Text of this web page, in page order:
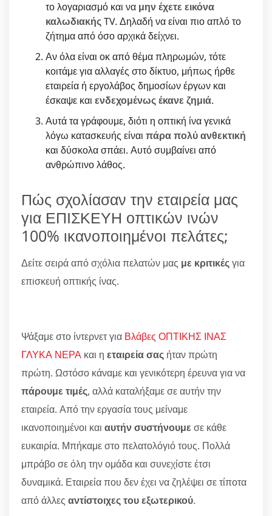
το λογαριασμό και να μην έχετε εικόνα
καλωδιακήςTV. Δηλαδή να είναι πιο απλό το
ζήτημα από όσο αρχικά δείχνει.
Αν όλα είναι οκ από θέμα πληρωμών, τότε
κοιτάμε για αλλαγές στο δίκτυο, μήπως ήρθε
εταιρεία ή εργολάβος δημοσίων έργων και
έσκαψε και ενδεχομένως έκανε ζημιά.
Αυτά τα γράφουμε, διότι η οπτική ίνα γενικά
λόγω κατασκευής είναι πάρα πολύ ανθεκτική
και δύσκολα σπάει. Αυτό συμβαίνει από
ανθρώπινο λάθος.
Πώς σχολίασαν την εταιρεία μας
για ΕΠΙΣΚΕΥΗ οπτικών ινών
100% ικανοποιημένοι πελάτες;
Δείτε σειρά από σχόλια πελατών μας με κριτικέςγια
επισκευή οπτικής ίνας.
Ψάξαμε στο ίντερνετ για Βλάβες ΟΠΤΙΚΗΣ ΙΝΑΣ
ΓΛΥΚΑ ΝΕΡΑ και η εταιρεία σας ήταν πρώτη
πρώτη. Ωστόσο κάναμε και γενικότερη έρευνα για να
πάρουμε τιμές, αλλά καταλήξαμε σε αυτήν την
εταιρεία. Από την εργασία τους μείναμε
ικανοποιημένοι και αυτήν συστήνουμε σε κάθε
ευκαιρία. Μπήκαμε στο πελατολόγιό τους. Πολλά
μπράβο σε όλη την ομάδα και συνεχίστε έτσι
δυναμικά. Εταιρεία που δεν έχει να ζηλέψει σε τίποτα
από άλλες αντίστοιχες του εξωτερικού.